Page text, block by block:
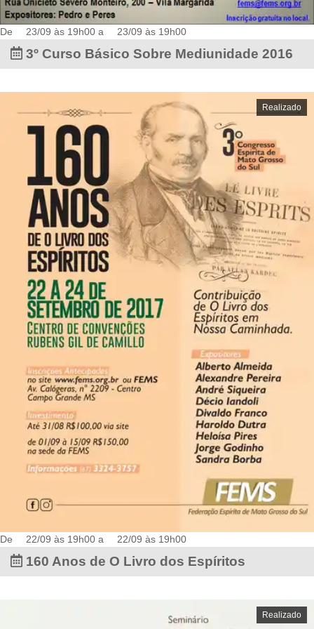
De 23/09 às 19h00 a 23/09 às 19h00
3º Curso Básico Sobre Mediunidade 2016
Realizado
De 22/09 às 19h00 a 22/09 às 19h00
160 Anos de O Livro dos Espíritos
Realizado